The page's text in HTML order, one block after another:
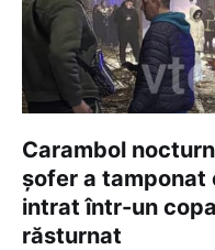
Carambol
șofer a tamponat
intrat într-un
răsturnat